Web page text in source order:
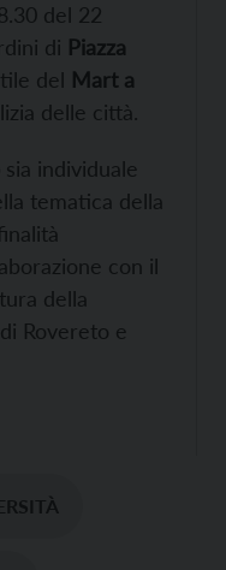
del 22
di Piazza
del Mart a
delle città.
sia individuale
tematica della
con il
della
Rovereto e